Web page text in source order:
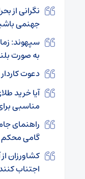
نگرانی از
جهنمی
سپهوند:
به صورت
دعوت
آیا خرید
مناسبی
راهنمای
گامی محکم
کشاورزان
اجتناب